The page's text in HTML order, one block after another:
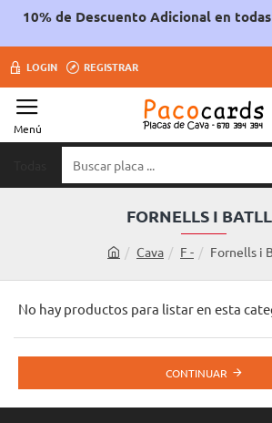
10% de Descuento Adicional en todas
LOGIN REGISTRAR
placa
FORNELLS I
o
m
Cava F - Fornells i
No hay productos para listar en esta
CONTINUAR